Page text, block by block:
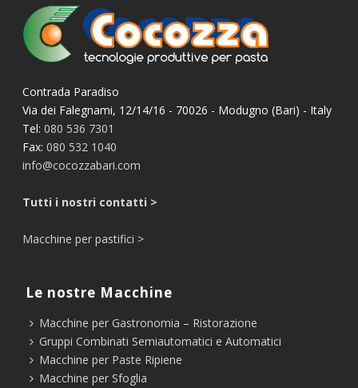
Contrada Paradiso
Via dei Falegnami, 12/14/16 - 70026 - Modugno (Bari) - Italy
Tel:080 536 7301
Fax:080 532 1040
info@cocozzabari.com
Tutti i nostri contatti >
Macchine per pastifici >
Le nostre Macchine
Macchine per Gastronomia – Ristorazione
Gruppi Combinati Semiautomatici e Automatici
Macchine per Paste Ripiene
Macchine per Sfoglia